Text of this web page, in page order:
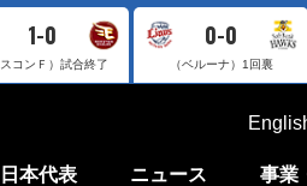
1-0
スコンＦ） 試合終了
0-0
（ベルーナ） 1回裏
日本代表 ニュース 事業